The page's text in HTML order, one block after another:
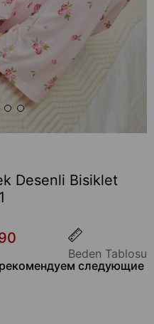
Desenli Bisiklet
следующие
Beden Tablosu